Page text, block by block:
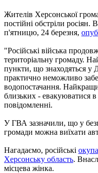
Жителів Херсонської
постійні обстріли росіян.
п'ятницю, 24 березня,
"Російські війська
територіальну громаду.
пункти, що знаходяться у
практично неможливо
водопостачання.
близьких - евакуюватися в
повідомленні.
У ГВА зазначили, що у
громади можна виїхати
Нагадаємо, російські
Херсонську область.
місцева жінка.